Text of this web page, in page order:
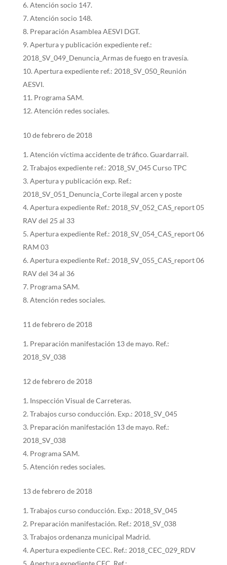
Atención socio 147.
Atención socio 148.
Preparación Asamblea AESVI DGT.
Apertura y publicación expediente ref.:
2018_SV_049_Denuncia_Armas de fuego en travesía.
Apertura expediente ref.: 2018_SV_050_Reunión
AESVI.
Programa SAM.
Atención redes sociales.
10 de febrero de 2018
Atención víctima accidente de tráfico. Guardarrail.
Trabajos expediente ref.: 2018_SV_045 Curso TPC
Apertura y publicación exp. Ref.:
2018_SV_051_Denuncia_Corte ilegal arcen y poste
Apertura expediente Ref.: 2018_SV_052_CAS_report 05
RAV del 25 al 33
Apertura expediente Ref.: 2018_SV_054_CAS_report 06
RAM 03
Apertura expediente Ref.: 2018_SV_055_CAS_report 06
RAV del 34 al 36
Programa SAM.
Atención redes sociales.
11 de febrero de 2018
Preparación manifestación 13 de mayo. Ref.:
2018_SV_038
12 de febrero de 2018
Inspección Visual de Carreteras.
Trabajos curso conducción. Exp.: 2018_SV_045
Preparación manifestación 13 de mayo. Ref.:
2018_SV_038
Programa SAM.
Atención redes sociales.
13 de febrero de 2018
Trabajos curso conducción. Exp.: 2018_SV_045
Preparación manifestación. Ref.: 2018_SV_038
Trabajos ordenanza municipal Madrid.
Apertura expediente CEC. Ref.: 2018_CEC_029_RDV
Apertura expediente CEC. Ref.: